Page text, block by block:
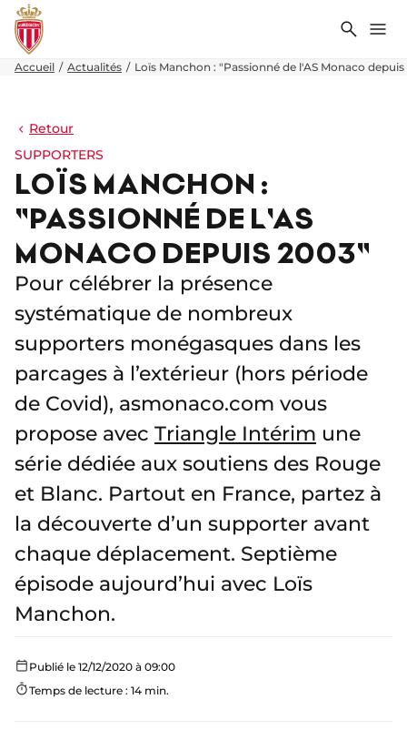
Accueil Actualités Loïs Manchon : "Passionné de l'AS Monaco
Retour
SUPPORTERS
LOÏS MANCHON :
"PASSIONNÉ DE L'AS
MONACO DEPUIS 2003"
Pour célébrer la présence
systématique de nombreux
supporters monégasques dans les
parcages à l’extérieur (hors période
de Covid), asmonaco.com vous
propose avec Triangle Intérim une
série dédiée aux soutiens des Rouge
et Blanc. Partout en France, partez à
la découverte d’un supporter avant
chaque déplacement. Septième
épisode aujourd’hui avec Loïs
Manchon.
Publié le 12/12/2020 à 09:00
Temps de lecture : 14 min.